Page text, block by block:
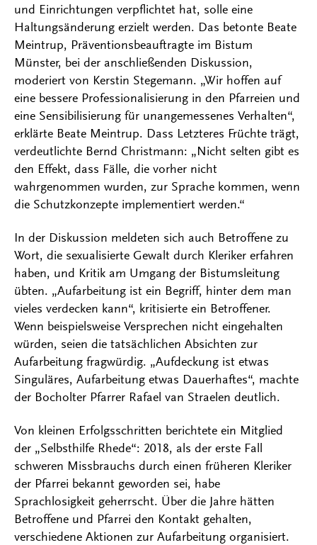
und Einrichtungen verpflichtet hat, solle eine
Haltungsänderung erzielt werden. Das betonte Beate
Meintrup, Präventionsbeauftragte im Bistum
Münster, bei der anschließenden Diskussion,
moderiert von Kerstin Stegemann. „Wir hoffen auf
eine bessere Professionalisierung in den Pfarreien und
eine Sensibilisierung für unangemessenes Verhalten“,
erklärte Beate Meintrup. Dass Letzteres Früchte trägt,
verdeutlichte Bernd Christmann: „Nicht selten gibt es
den Effekt, dass Fälle, die vorher nicht
wahrgenommen wurden, zur Sprache kommen, wenn
die Schutzkonzepte implementiert werden.“
In der Diskussion meldeten sich auch Betroffene zu
Wort, die sexualisierte Gewalt durch Kleriker erfahren
haben, und Kritik am Umgang der Bistumsleitung
übten. „Aufarbeitung ist ein Begriff, hinter dem man
vieles verdecken kann“, kritisierte ein Betroffener.
Wenn beispielsweise Versprechen nicht eingehalten
würden, seien die tatsächlichen Absichten zur
Aufarbeitung fragwürdig. „Aufdeckung ist etwas
Singuläres, Aufarbeitung etwas Dauerhaftes“, machte
der Bocholter Pfarrer Rafael van Straelen deutlich.
Von kleinen Erfolgsschritten berichtete ein Mitglied
der „Selbsthilfe Rhede“: 2018, als der erste Fall
schweren Missbrauchs durch einen früheren Kleriker
der Pfarrei bekannt geworden sei, habe
Sprachlosigkeit geherrscht. Über die Jahre hätten
Betroffene und Pfarrei den Kontakt gehalten,
verschiedene Aktionen zur Aufarbeitung organisiert.